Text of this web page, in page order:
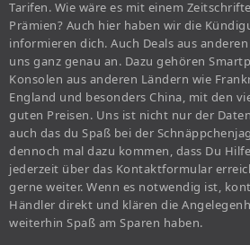
Tarifen. Wie wäre es mit einem
Prämien? Auch hier haben wir die
informieren dich. Auch Deals aus
uns ganz genau an. Dazu gehören
Konsolen aus anderen Ländern wie
England und besonders China, mit den
guten Preisen. Uns ist nicht nur der
auch das du Spaß bei der
dennoch mal dazu kommen, dass Du
jederzeit über das Kontaktformular
gerne weiter. Wenn es notwendig ist,
Händler direkt und klären die
weiterhin Spaß am Sparen haben.